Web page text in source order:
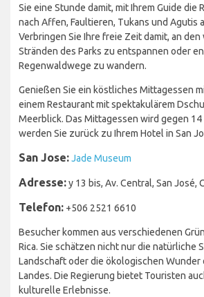
Sie eine Stunde damit, mit Ihrem Guide die
nach Affen, Faultieren, Tukans und Agutis
Verbringen Sie Ihre freie Zeit damit, an
Stränden des Parks zu entspannen oder
Regenwaldwege zu wandern.
Genießen Sie ein köstliches Mittagessen
einem Restaurant mit spektakulärem
Meerblick. Das Mittagessen wird gegen 14
werden Sie zurück zu Ihrem Hotel in San
San Jose:Jade Museum
Adresse:y 13 bis, Av. Central, San José,
Telefon: +506 2521 6610
Besucher kommen aus verschiedenen
Rica. Sie schätzen nicht nur die natürliche
Landschaft oder die ökologischen
Landes. Die Regierung bietet Touristen
kulturelle Erlebnisse.